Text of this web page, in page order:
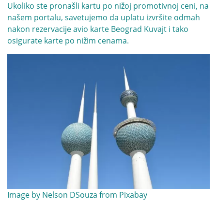
Ukoliko ste pronašli kartu po nižoj promotivnoj ceni, na
našem portalu, savetujemo da uplatu izvršite odmah
nakon rezervacije avio karte Beograd Kuvajt i tako
osigurate karte po nižim cenama.
Image by Nelson DSouza from Pixabay